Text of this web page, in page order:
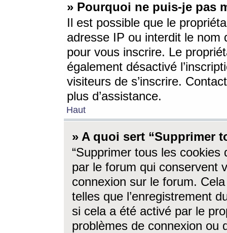
» Pourquoi ne puis-je pas
Il est possible que le
adresse IP ou interdit le nom
pour vous inscrire. Le
également désactivé
visiteurs de s’inscrire.
plus d’assistance.
Haut
» A quoi sert “Supprimer
“Supprimer tous les cookies
par le forum qui conservent
connexion sur le forum.
telles que l’enregistrement
si cela a été activé par le
problèmes de connexion ou